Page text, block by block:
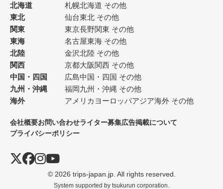
北海道 札幌北海道 その他
東北
仙台東北 その他
関東
東京長野関東 その他
東海
名古屋東海 その他
北陸
金沢北陸 その他
関西
京都大阪関西 その他
中国・四国
広島中国・四国 その他
九州・沖縄
福岡九州・沖縄 その他
海外
アメリカ ヨーロッパアジア海外 その他
会社概要お問い合わせライター募集広告掲載について
プライバシーポリシー
© 2026 trips-japan.jp. All rights reserved.
System supported by tsukurun corporation.